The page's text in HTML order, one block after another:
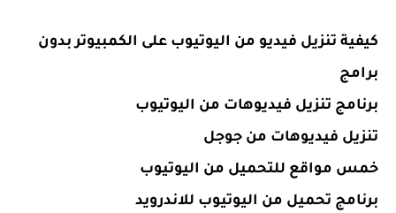
كيفية تنزيل فيديو من اليوتيوب على الكمبيوتر بدون
برامج
برنامج تنزيل فيديوهات من اليوتيوب
تنزيل فيديوهات من جوجل
خمس مواقع للتحميل من اليوتيوب
برنامج تحميل من اليوتيوب للاندرويد